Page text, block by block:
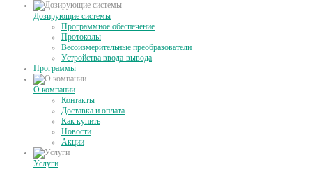
Дозирующие системы
Программное обеспечение
Протоколы
Весоизмерительные преобразователи
Устройства ввода-вывода
Программы
О компании
Контакты
Доставка и оплата
Как купить
Новости
Акции
Услуги